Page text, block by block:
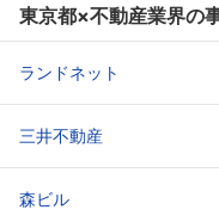
東京都×不動産業界の
ランドネット
三井不動産
森ビル